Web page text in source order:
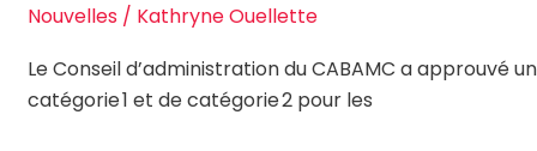
Nouvelles / Kathryne Ouellette
Le Conseil d’administration du CABAMC a approuvé
catégorie 1 et de catégorie 2 pour les